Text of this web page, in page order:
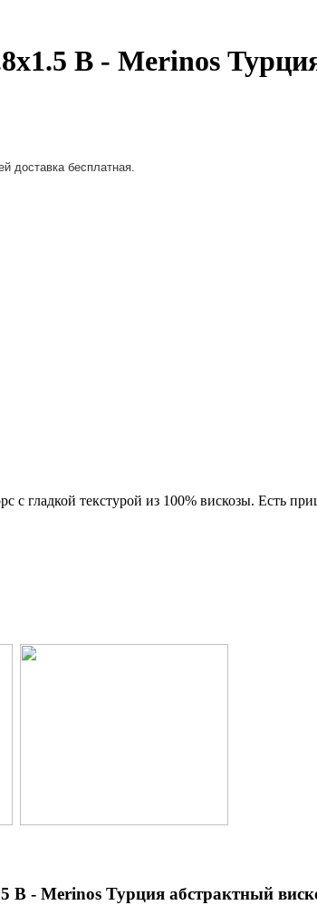
В - Merinos
бесплатная.
гладкой текстурой из 100% вискозы. Есть
В - Merinos Турция абстрактный